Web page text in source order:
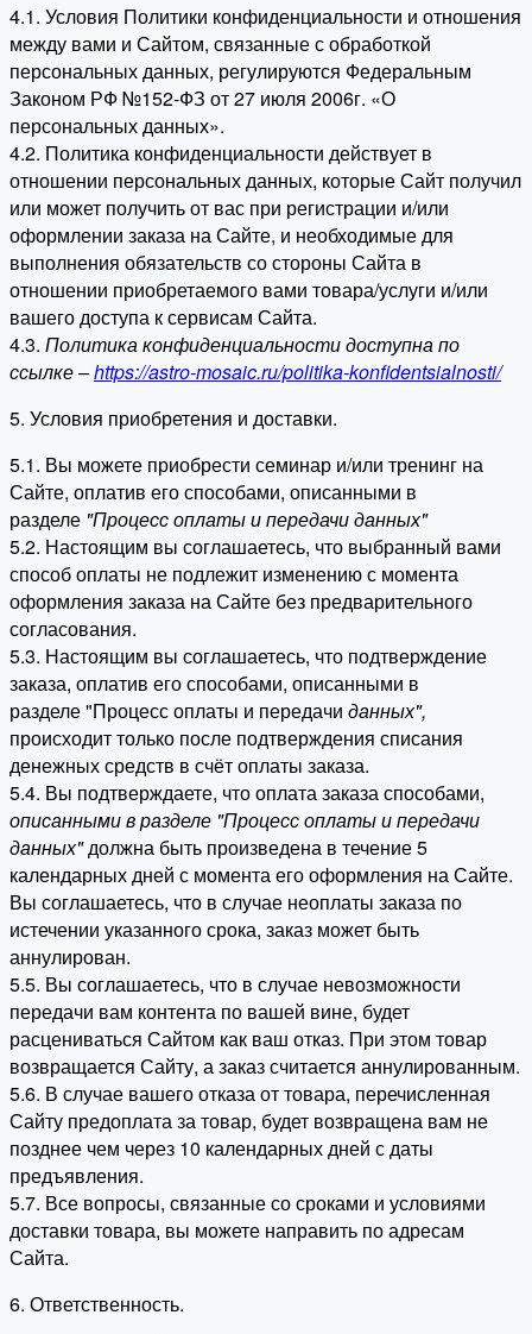
4.1. Условия Политики конфиденциальности и отношения
между вами и Сайтом, связанные с обработкой
персональных данных, регулируются Федеральным
Законом РФ №152-ФЗ от 27 июля 2006г. «О
персональных данных».
4.2. Политика конфиденциальности действует в
отношении персональных данных, которые Сайт получил
или может получить от вас при регистрации и/или
оформлении заказа на Сайте, и необходимые для
выполнения обязательств со стороны Сайта в
отношении приобретаемого вами товара/услуги и/или
вашего доступа к сервисам Сайта.
4.3. Политика конфиденциальности доступна по
ссылке –https://astro-mosaic.ru/politika-konfidentsialnosti/
5. Условия приобретения и доставки.
5.1. Вы можете приобрести семинар и/или тренинг на
Сайте, оплатив его способами, описанными в
разделе "Процесс оплаты и передачи данных"
5.2. Настоящим вы соглашаетесь, что выбранный вами
способ оплаты не подлежит изменению с момента
оформления заказа на Сайте без предварительного
согласования.
5.3. Настоящим вы соглашаетесь, что подтверждение
заказа, оплатив его способами, описанными в
разделе "Процесс оплаты и передачи данных",
происходит только после подтверждения списания
денежных средств в счёт оплаты заказа.
5.4. Вы подтверждаете, что оплата заказа способами,
описанными в разделе "Процесс оплаты и передачи
данных"должна быть произведена в течение 5
календарных дней с момента его оформления на Сайте.
Вы соглашаетесь, что в случае неоплаты заказа по
истечении указанного срока, заказ может быть
аннулирован.
5.5. Вы соглашаетесь, что в случае невозможности
передачи вам контента по вашей вине, будет
расцениваться Сайтом как ваш отказ. При этом товар
возвращается Сайту, а заказ считается аннулированным.
5.6. В случае вашего отказа от товара, перечисленная
Сайту предоплата за товар, будет возвращена вам не
позднее чем через 10 календарных дней с даты
предъявления.
5.7. Все вопросы, связанные со сроками и условиями
доставки товара, вы можете направить по адресам
Сайта.
6. Ответственность.